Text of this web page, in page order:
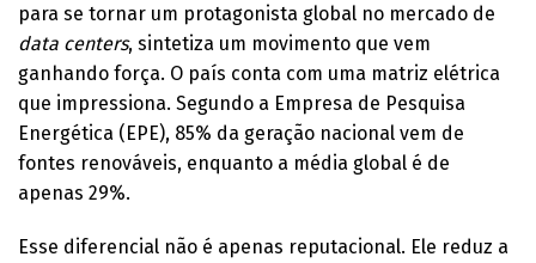
para se tornar um protagonista global no mercado de
data centers, sintetiza um movimento que vem
ganhando força. O país conta com uma matriz elétrica
que impressiona. Segundo a Empresa de Pesquisa
Energética (EPE), 85% da geração nacional vem de
fontes renováveis, enquanto a média global é de
apenas 29%.
Esse diferencial não é apenas reputacional. Ele reduz a